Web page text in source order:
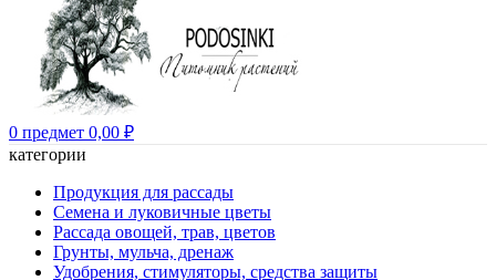
0 предмет 0,00 ₽
категории
Продукция для рассады
Семена и луковичные цветы
Рассада овощей, трав, цветов
Грунты, мульча, дренаж
Удобрения, стимуляторы, средства защиты